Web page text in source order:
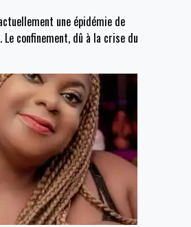
une épidémie de
confinement, dû à la crise du